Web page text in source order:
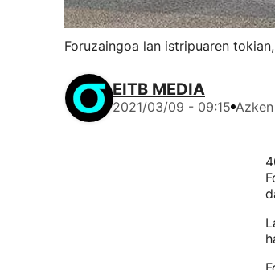
Foruzaingoa lan istripuaren
EITB MEDIA
2021/03/09 - 09:15